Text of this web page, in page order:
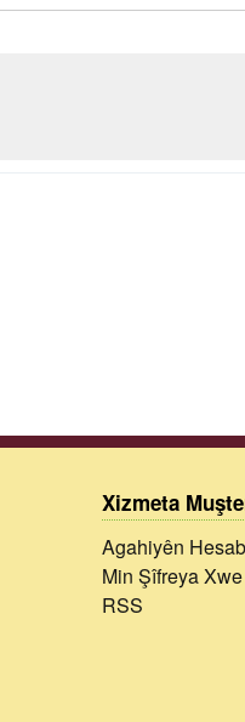
Xizmeta
Agahiyên
Min Şîfreya
RSS